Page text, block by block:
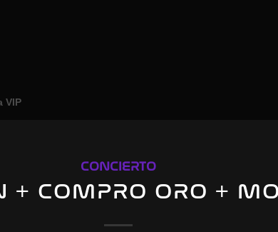
VIP
CONCIERTO
+ COMPRO ORO +